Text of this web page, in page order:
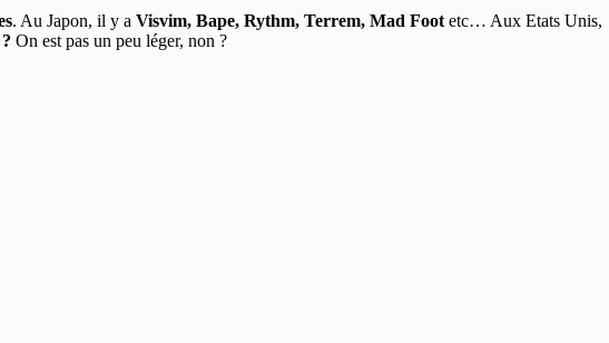
. Au Japon, il y a Visvim, Bape, Rythm, Terrem, Mad Foot etc… Aux Etats Unis,
On est pas un peu léger, non ?